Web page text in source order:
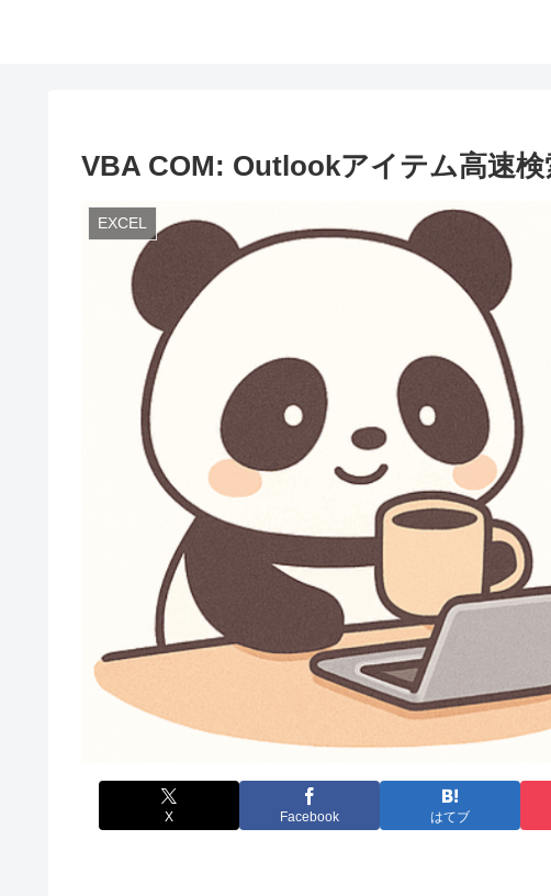
VBA COM: Outlookアイテム高速
EXCEL
X Facebook はてブ